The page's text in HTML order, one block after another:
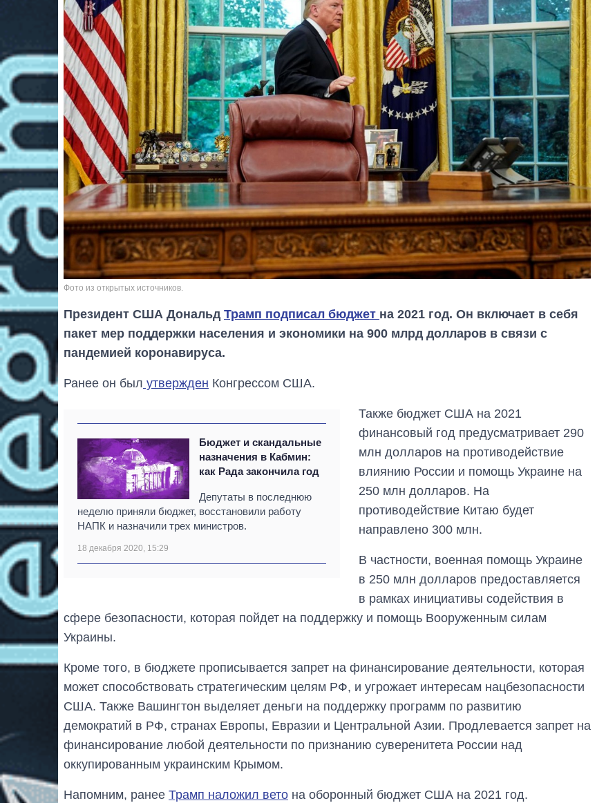
Фото из открытых источников.
Президент США Дональд Трамп подписал бюджет на 2021 год. Он включает в себя
пакет мер поддержки населения и экономики на 900 млрд долларов в связи с
пандемией коронавируса.
Ранее он был утвержден Конгрессом США.
Бюджет и скандальные
назначения в Кабмин:
как Рада закончила год
Депутаты в последнюю
неделю приняли бюджет, восстановили работу
НАПК и назначили трех министров.
18 декабря 2020, 15:29
Также бюджет США на 2021
финансовый год предусматривает 290
млн долларов на противодействие
влиянию России и помощь Украине на
250 млн долларов. На
противодействие Китаю будет
направлено 300 млн.
В частности, военная помощь Украине
в 250 млн долларов предоставляется
в рамках инициативы содействия в
сфере безопасности, которая пойдет на поддержку и помощь Вооруженным силам
Украины.
Кроме того, в бюджете прописывается запрет на финансирование деятельности, которая
может способствовать стратегическим целям РФ, и угрожает интересам нацбезопасности
США. Также Вашингтон выделяет деньги на поддержку программ по развитию
демократий в РФ, странах Европы, Евразии и Центральной Азии. Продлевается запрет на
финансирование любой деятельности по признанию суверенитета России над
оккупированным украинским Крымом.
Напомним, ранее Трамп наложил вето на оборонный бюджет США на 2021 год.
количество
медучреждений в
Украине за годы
вторжения